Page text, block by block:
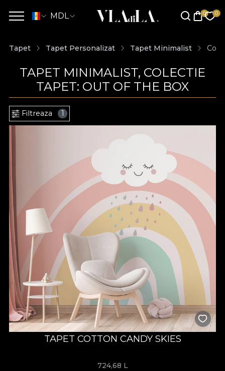
MDL
Tapet Tapet Personalizat Tapet Minimalist
TAPET MINIMALIST, COLECTIE
TAPET: OUT OF THE BOX
Filtreaza 1
TAPET COTTON CANDY SKIES
724,68 L